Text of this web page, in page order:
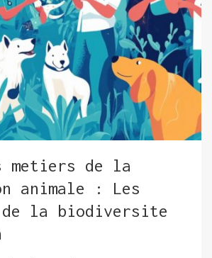
metiers de la
animale : Les
de la biodiversite